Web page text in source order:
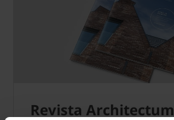
Revista Architectum